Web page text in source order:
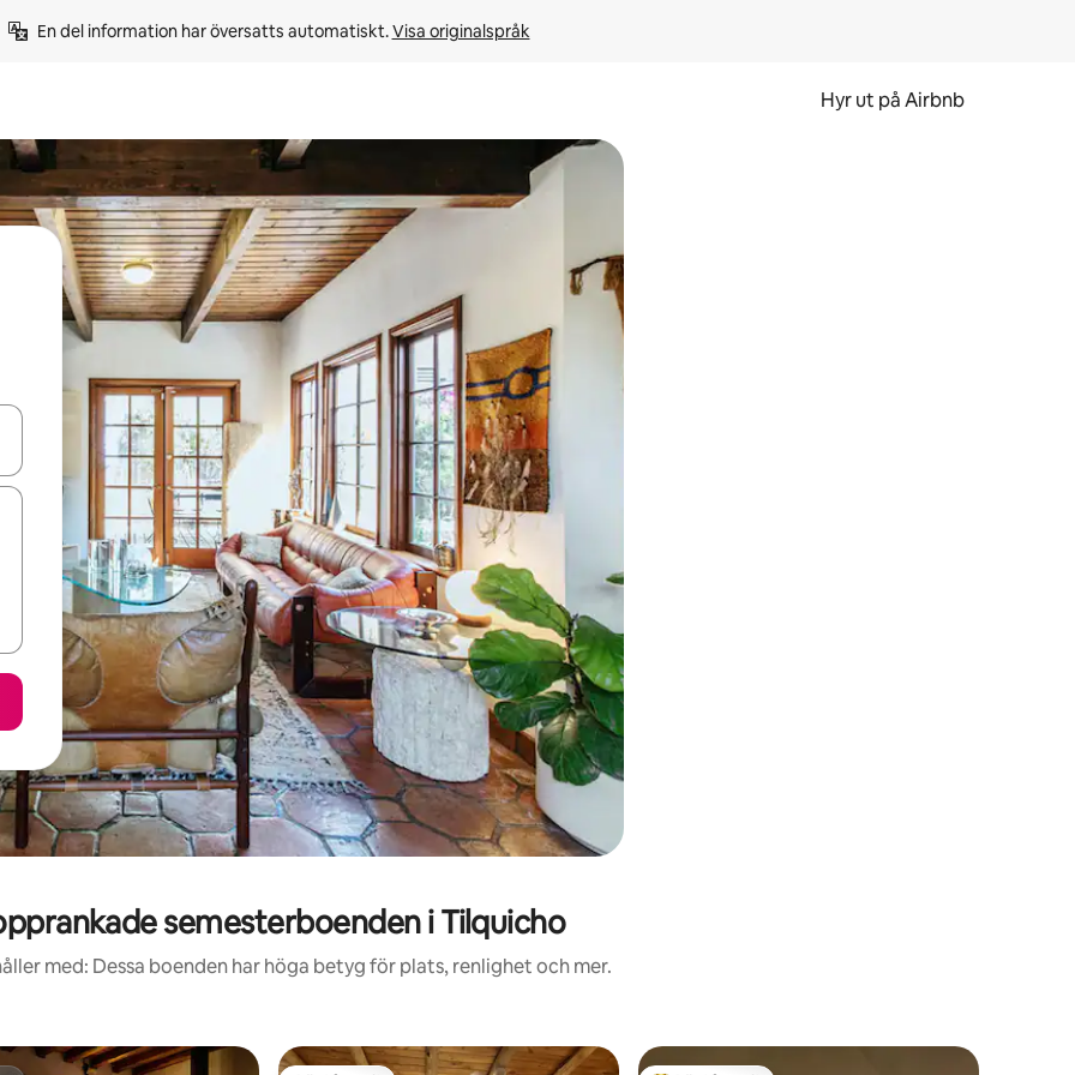
En del information har översatts automatiskt. Visa originalspråk
Hyr ut på Airbnb
och nedåtpilarna eller utforska genom att trycka eller svepa.
semesterboenden i Tilquicho
med: Dessa boenden har höga betyg för plats, renlighet och mer.